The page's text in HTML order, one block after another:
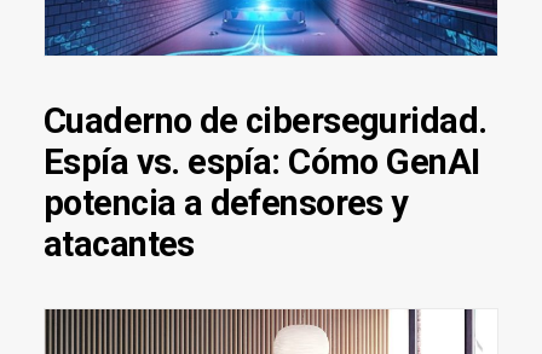
Cuaderno de ciberseguridad.
Espía vs. espía: Cómo GenAI
potencia a defensores y
atacantes